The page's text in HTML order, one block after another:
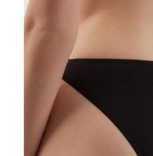
28,90 zł
Kolory:
BRAK
Tabela rozmiarów
+